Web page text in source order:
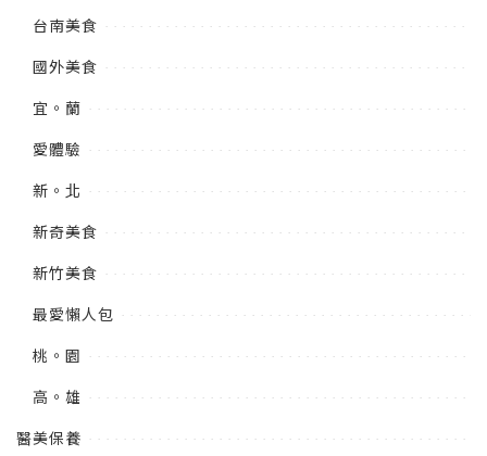
台南美食
國外美食
宜。蘭
愛體驗
新。北
新奇美食
新竹美食
最愛懶人包
桃。園
高。雄
醫美保養